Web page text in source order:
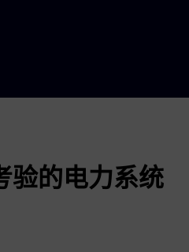
验的电力系统